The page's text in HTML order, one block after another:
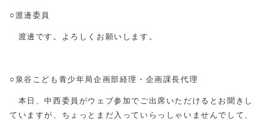
○渡邊委員
渡邊です。よろしくお願いします。
○泉谷こども青少年局企画部経理・企画課長代理
本日、中西委員がウェブ参加でご出席いただけるとお聞きし
ていますが、ちょっとまだ入っていらっしゃいませんでして、